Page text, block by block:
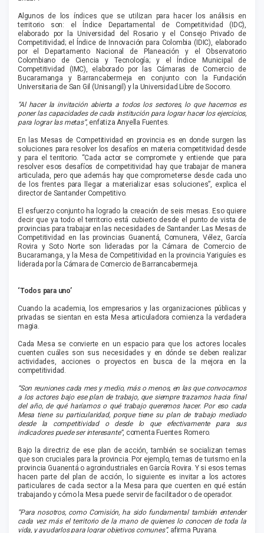
Algunos de los índices que se utilizan para hacer los análisis en
territorio son: el Índice Departamental de Competitividad (IDC),
elaborado por la Universidad del Rosario y el Consejo Privado de
Competitividad; el Índice de Innovación para Colombia (IDIC), elaborado
por el Departamento Nacional de Planeación y el Observatorio
Colombiano de Ciencia y Tecnología; y el Índice Municipal de
Competitividad (IMC), elaborado por las Cámaras de Comercio de
Bucaramanga y Barrancabermeja en conjunto con la Fundación
Universitaria de San Gil (Unisangil) y la Universidad Libre de Socorro.
“Al hacer la invitación abierta a todos los sectores, lo que hacemos es
poner las capacidades de cada institución para lograr hacer los ejercicios,
para lograr las metas”, enfatiza Anyella Fuentes.
En las Mesas de Competitividad en provincia es en donde surgen las
soluciones para resolver los desafíos en materia competitividad desde
y para el territorio. “Cada actor se compromete y entiende que para
resolver esos desafíos de competitividad hay que trabajar de manera
articulada, pero que además hay que comprometerse desde cada uno
de los frentes para llegar a materializar esas soluciones”, explica el
director de Santander Competitivo.
El esfuerzo conjunto ha logrado la creación de seis mesas. Eso quiere
decir que ya todo el territorio está cubierto desde el punto de vista de
provincias para trabajar en las necesidades de Santander. Las Mesas de
Competitividad en las provincias Guanentá, Comunera, Vélez, García
Rovira y Soto Norte son lideradas por la Cámara de Comercio de
Bucaramanga, y la Mesa de Competitividad en la provincia Yariguíes es
liderada por la Cámara de Comercio de Barrancabermeja.
‘Todos para uno’
Cuando la academia, los empresarios y las organizaciones públicas y
privadas se sientan en esta Mesa articuladora comienza la verdadera
magia.
Cada Mesa se convierte en un espacio para que los actores locales
cuenten cuáles son sus necesidades y en dónde se deben realizar
actividades, acciones o proyectos en busca de la mejora en la
competitividad.
“Son reuniones cada mes y medio, más o menos, en las que convocamos
a los actores bajo ese plan de trabajo, que siempre trazamos hacia final
del año, de qué haríamos o qué trabajo queremos hacer. Por eso cada
Mesa tiene su particularidad, porque tiene su plan de trabajo mediado
desde la competitividad o desde lo que efectivamente para sus
indicadores puede ser interesante”, comenta Fuentes Romero.
Bajo la directriz de ese plan de acción, también se socializan temas
que son cruciales para la provincia. Por ejemplo, temas de turismo en la
provincia Guanentá o agroindustriales en García Rovira. Y si esos temas
hacen parte del plan de acción, lo siguiente es invitar a los actores
particulares de cada sector a la Mesa para que cuenten en qué están
trabajando y cómo la Mesa puede servir de facilitador o de operador.
“Para nosotros, como Comisión, ha sido fundamental también entender
cada vez más el territorio de la mano de quienes lo conocen de toda la
vida, y ayudarlos para lograr objetivos comunes”, afirma Puyana.